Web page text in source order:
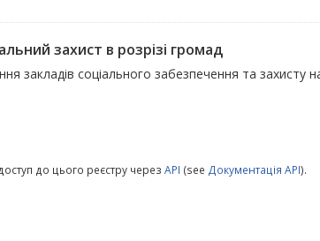
захист в розрізі громад
закладів соціального забезпечення та захисту
до цього реєстру через API (see Документація API).